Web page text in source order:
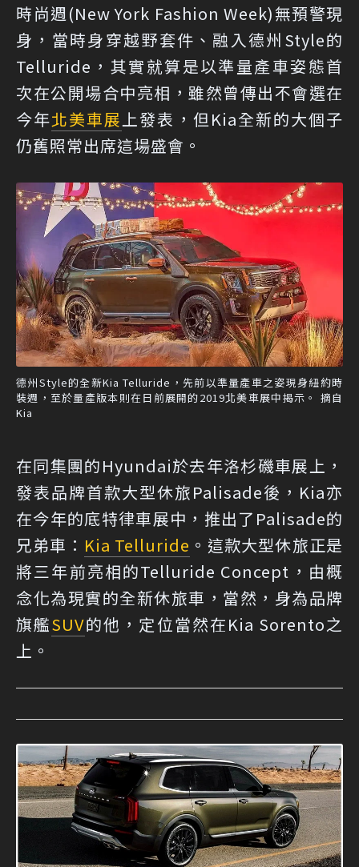
時尚週(New York Fashion Week)無預警現
身，當時身穿越野套件、融入德州Style的
Telluride，其實就算是以準量產車姿態首
次在公開場合中亮相，雖然曾傳出不會選在
今年北美車展上發表，但Kia全新的大個子
仍舊照常出席這場盛會。
德州Style的全新Kia Telluride，先前以準量產車之姿現身紐約時
裝週，至於量產版本則在日前展開的2019北美車展中揭示。 摘自
Kia
在同集團的Hyundai於去年洛杉磯車展上，
發表品牌首款大型休旅Palisade後，Kia亦
在今年的底特律車展中，推出了Palisade的
兄弟車： Kia Telluride 。這款大型休旅正是
將三年前亮相的Telluride Concept，由概
念化為現實的全新休旅車，當然，身為品牌
旗艦SUV的他，定位當然在Kia Sorento之
上。